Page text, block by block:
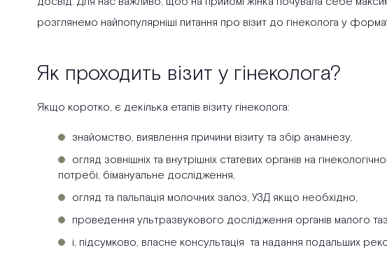
розглянемо найпопулярніші питання про візит до гінеколога у
Як проходить візит у гінеколога?
Якщо коротко, є декілька етапів візиту гінеколога:
знайомство, виявлення причини візиту та збір анамнезу,
огляд зовнішніх та внутрішніх статевих органів на
потребі, бімануальне дослідження,
огляд та пальпація молочних залоз, УЗД якщо необхідно,
проведення ультразвукового дослідження органів малого
і, підсумково, власне консультація та надання подальших